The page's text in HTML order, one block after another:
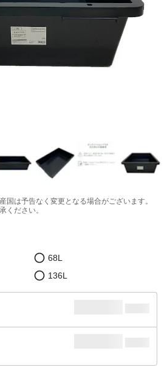
は予告なく変更となる場合がございます。
ください。
68L
136L